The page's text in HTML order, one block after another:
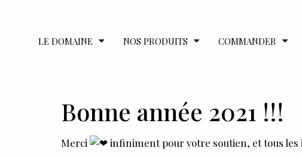
LE DOMAINE NOS PRODUITS COMMANDER
Bonne année 2021 !!!
Merci
infiniment pour votre soutien, et tous